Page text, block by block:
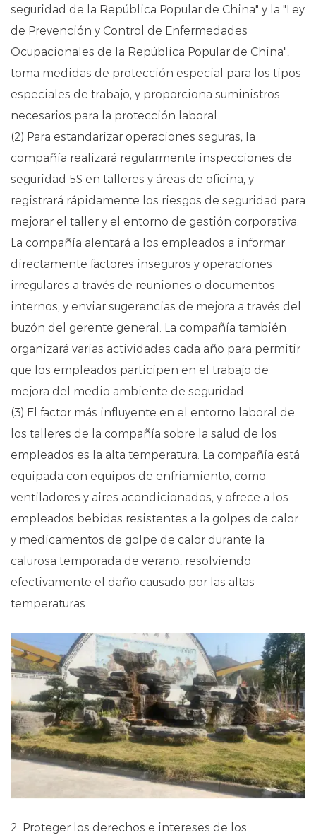
seguridad de la República Popular de China" y la "Ley
de Prevención y Control de Enfermedades
Ocupacionales de la República Popular de China",
toma medidas de protección especial para los tipos
especiales de trabajo, y proporciona suministros
necesarios para la protección laboral.
(2) Para estandarizar operaciones seguras, la
compañía realizará regularmente inspecciones de
seguridad 5S en talleres y áreas de oficina, y
registrará rápidamente los riesgos de seguridad para
mejorar el taller y el entorno de gestión corporativa.
La compañía alentará a los empleados a informar
directamente factores inseguros y operaciones
irregulares a través de reuniones o documentos
internos, y enviar sugerencias de mejora a través del
buzón del gerente general. La compañía también
organizará varias actividades cada año para permitir
que los empleados participen en el trabajo de
mejora del medio ambiente de seguridad.
(3) El factor más influyente en el entorno laboral de
los talleres de la compañía sobre la salud de los
empleados es la alta temperatura. La compañía está
equipada con equipos de enfriamiento, como
ventiladores y aires acondicionados, y ofrece a los
empleados bebidas resistentes a la golpes de calor
y medicamentos de golpe de calor durante la
calurosa temporada de verano, resolviendo
efectivamente el daño causado por las altas
temperaturas.
2. Proteger los derechos e intereses de los